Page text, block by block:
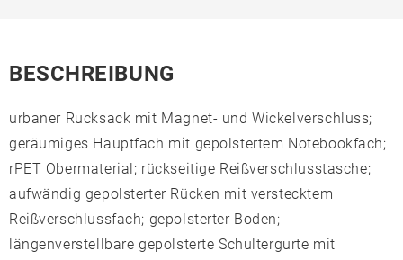
BESCHREIBUNG
urbaner Rucksack mit Magnet- und Wickelverschluss;
geräumiges Hauptfach mit gepolstertem Notebookfach;
rPET Obermaterial; rückseitige Reißverschlusstasche;
aufwändig gepolsterter Rücken mit verstecktem
Reißverschlussfach; gepolsterter Boden;
längenverstellbare gepolsterte Schultergurte mit